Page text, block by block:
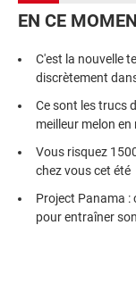
EN CE
C'est la nouvelle
discrètement
Ce sont les trucs
meilleur melon en
Vous risquez
chez vous cet été
Project Panama :
pour entraîner